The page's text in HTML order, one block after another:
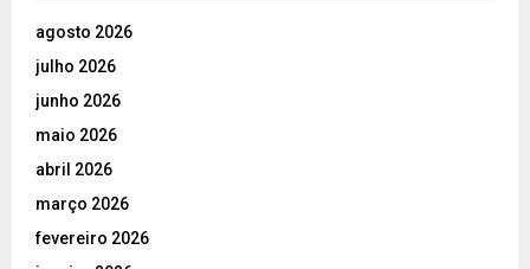
agosto 2026
julho 2026
junho 2026
maio 2026
abril 2026
março 2026
fevereiro 2026